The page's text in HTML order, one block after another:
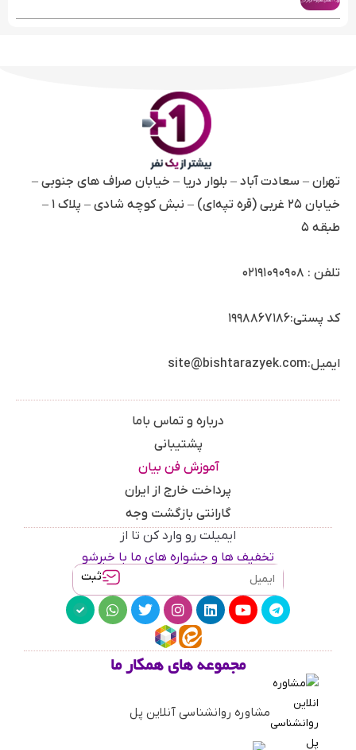
تهران – سعادت آباد – بلوار دریا – خیابان صراف های جنوبی –
خیابان ۲۵ غربی (قره تپه‌ای) – نبش کوچه شادی – پلاک ۱ –
طبقه ۵
تلفن : ۰۲۱۹۱۰۹۰۹۰۸
کد پستی:۱۹۹۸۸۶۷۱۸۶
ایمیل:site@bishtarazyek.com
درباره و تماس باما
پشتیبانی
آموزش فن بیان
پرداخت خارج از ایران
گارانتی بازگشت وجه
ایمیلت رو وارد کن تا از
تخفیف ها و جشواره های ما با خبرشو
ثبت
مجموعه های همکار ما
مشاوره روانشناسی آنلاین پل